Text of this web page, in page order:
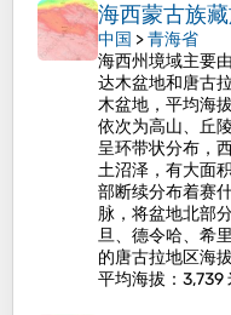
海西蒙古族
中国 >青海省
海西州境域主要
达木盆地和唐古
木盆地，平均海
依次为高山、丘
呈环带状分布，
土沼泽，有大面
部断续分布着赛
脉，将盆地北部
旦、德令哈、希
的唐古拉地区海
平均海拔 ：3,739